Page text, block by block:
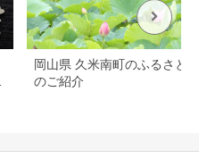
岡山県 久米南町のふるさと
のご紹介